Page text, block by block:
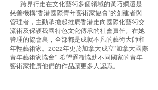
跨界行走在文化藝術多個領域的黃巧嫻還是
慈善機構“香港國際青年藝術家協會”的創建者與
管理者，主動承擔起推廣香港走向國際化藝術交
流術及保護我國特色文化傳承的社會責任。在她
管理的協會裏，全部都是成就不凡的藝術大師和
年輕藝術家。2022年更於加拿大成立“加拿大國際
青年藝術家協會”, 希望逐漸協助不同國家的青年
藝術家推廣他們的作品讓更多人認識。